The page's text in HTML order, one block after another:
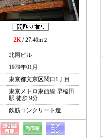
2K/ 27.40m 2
北岡ビル
1979年01月
東京都文京区関口1丁目
東京メトロ東西線 早稲田
駅 徒歩 9分
鉄筋コンクリート造